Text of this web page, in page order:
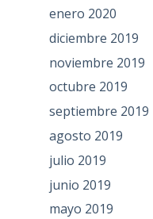
enero 2020
diciembre 2019
noviembre 2019
octubre 2019
septiembre 2019
agosto 2019
julio 2019
junio 2019
mayo 2019